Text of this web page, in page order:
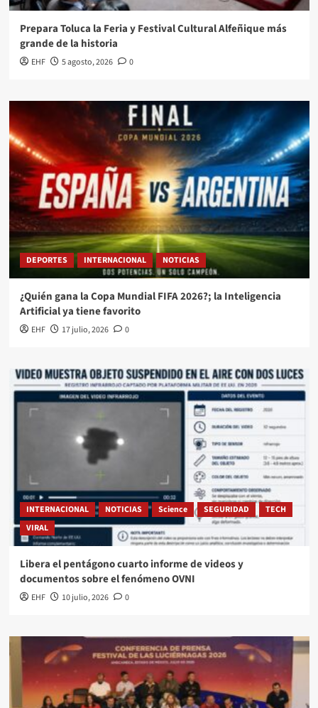
Prepara Toluca la Feria y Festival Cultural Alfeñique más
grande de la historia
EHF 5 agosto, 2026 0
DEPORTES INTERNACIONAL NOTICIAS
¿Quién gana la Copa Mundial FIFA 2026?; la Inteligencia
Artificial ya tiene favorito
EHF 17 julio, 2026 0
INTERNACIONAL NOTICIAS Science SEGURIDAD
TECH
VIRAL
Libera el pentágono cuarto informe de videos y
documentos sobre el fenómeno OVNI
EHF 10 julio, 2026 0